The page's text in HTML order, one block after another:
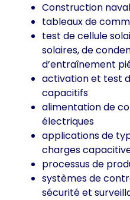
Construction
tableaux de
test de cellule
solaires, de
d’entraînement
activation et test
capacitifs
alimentation de
électriques
applications de
charges
processus de
systèmes de
sécurité et